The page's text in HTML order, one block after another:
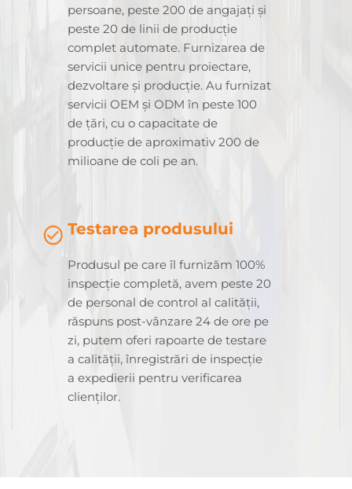
persoane, peste 200 de angajați și
peste 20 de linii de producție
complet automate. Furnizarea de
servicii unice pentru proiectare,
dezvoltare și producție. Au furnizat
servicii OEM și ODM în peste 100
de țări, cu o capacitate de
producție de aproximativ 200 de
milioane de coli pe an.
Testarea produsului
Produsul pe care îl furnizăm 100%
inspecție completă, avem peste 20
de personal de control al calității,
răspuns post-vânzare 24 de ore pe
zi, putem oferi rapoarte de testare
a calității, înregistrări de inspecție
a expedierii pentru verificarea
clienților.